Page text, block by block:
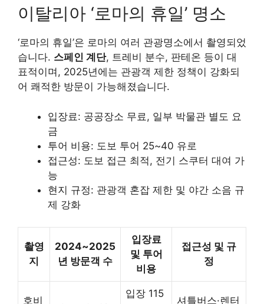
이탈리아 ‘로마의 휴일’ 명소
‘로마의 휴일’은 로마의 여러 관광명소에서 촬영되었
습니다. 스페인 계단, 트레비 분수, 판테온 등이 대
표적이며, 2025년에는 관광객 제한 정책이 강화되
어 쾌적한 방문이 가능해졌습니다.
입장료: 공공장소 무료, 일부 박물관 별도 요
금
투어 비용: 도보 투어 25~40 유로
접근성: 도보 접근 최적, 전기 스쿠터 대여 가
능
현지 규정: 관광객 혼잡 제한 및 야간 소음 규
제 강화
촬영
지
2024~2025
년 방문객 수
입장료
및 투어
비용
접근성 및 규
정
호비
입장 115
셔틀버스·렌터